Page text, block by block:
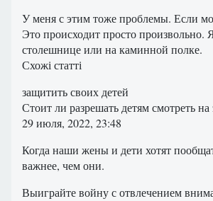
У меня с этим тоже проблемы. Если
Это происходит просто произвольно.
столешнице или на каминной полке.
Схожі статті
защитить своих детей
Стоит ли разрешать детям смотреть
29 июля, 2022, 23:48
Когда наши жены и дети хотят
важнее, чем они.
Выиграйте войну с отвлечением